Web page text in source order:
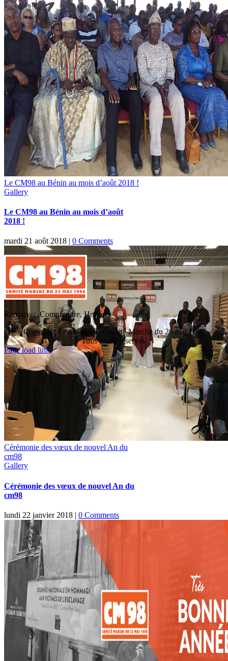
Le CM98 au Bénin au mois d’août 2018 !
Gallery
Le CM98 au Bénin au mois d’août
2018 !
mardi 21 août 2018 0 Comments
Cérémonie des vœux de nouvel An du
cm98
Gallery
Cérémonie des vœux de nouvel An du
cm98
lundi 22 janvier 2018 | 0 Comments
Retrouver, Comprendre, Honorer
Copyright 1998 - 2016 | Comité Marche du 23 mai 1998
Tous droits réservés
Toggle
Sliding
Bar
Area
Page load link
Go
to
Top